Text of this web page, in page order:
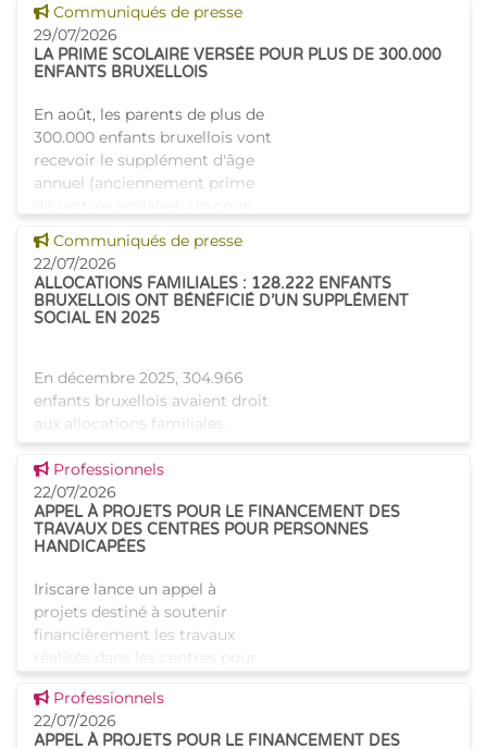
Tam-Tam apporte une réponse
concrète avec une formation
dest
Voir cette news
Communiqués de presse
29/07/2026
LA PRIME SCOLAIRE VERSÉE POUR PLUS DE 300.000
ENFANTS BRUXELLOIS
En août, les parents de plus de
300.000 enfants bruxellois vont
recevoir le supplément d'âge
annuel (anciennement prime
de pouce pour les aider à bien
commencer la
Voir cette news
Communiqués de presse
22/07/2026
ALLOCATIONS FAMILIALES : 128.222 ENFANTS
BRUXELLOIS ONT BÉNÉFICIÉ D’UN SUPPLÉMENT
SOCIAL EN 2025
En décembre 2025, 304.966
enfants bruxellois avaient droit
aux allocations familiales.
Parmi eux, 128.222
bénéficiaient également d’un
supplément social en plus du
montant de base de leurs all
Voir cette news
Professionnels
22/07/2026
APPEL À PROJETS POUR LE FINANCEMENT DES
TRAVAUX DES CENTRES POUR PERSONNES
HANDICAPÉES
Iriscare lance un appel à
projets destiné à soutenir
financièrement les travaux
réalisés dans les centres pour
projets peuvent porter sur des
transformations, des
Voir cette news
Professionnels
22/07/2026
APPEL À PROJETS POUR LE FINANCEMENT DES